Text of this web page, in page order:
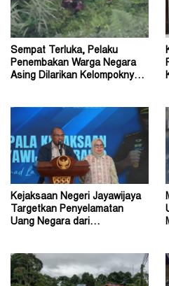
Sempat Terluka, Pelaku
Penembakan Warga Negara
Asing Dilarikan Kelompoknya
Kejaksaan Negeri Jayawijaya
Targetkan Penyelamatan
Uang Negara dari